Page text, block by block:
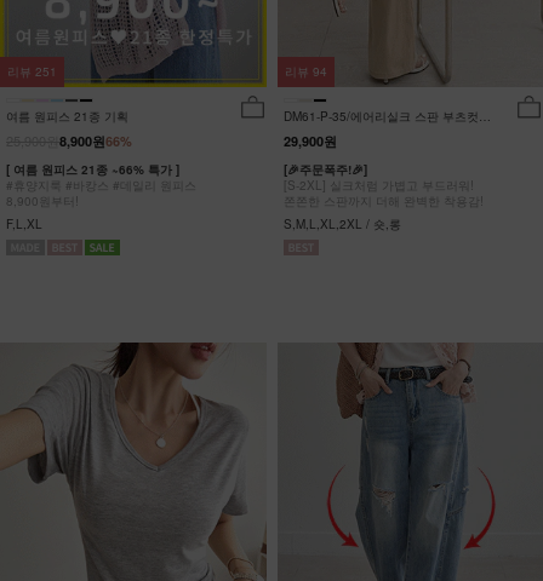
여름 원피스 21종 기획
66%
8,900원
[ 여름 원피스 21종 ~66% 특가 ]
#휴양지룩 #바캉스 #데일리 원피스
8,900원부터!
F,L,XL
리뷰 251
DM61-P-35/에어리실크 스판 부츠컷팬
츠_DY
29,900원
[🎉주문폭주!🎉]
[S-2XL] 실크처럼 가볍고 부드러워!
쫀쫀한 스판까지 더해 완벽한 착용감!
S,M,L,XL,2XL / 숏,롱
리뷰 94